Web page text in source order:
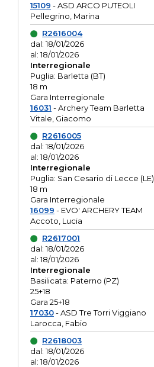
15109 - ASD ARCO PUTEOLI
Pellegrino, Marina
R2616004
dal: 18/01/2026
al: 18/01/2026
Interregionale
Puglia: Barletta (BT)
18 m
Gara Interregionale
16031 - Archery Team Barletta
Vitale, Giacomo
R2616005
dal: 18/01/2026
al: 18/01/2026
Interregionale
Puglia: San Cesario di Lecce (LE)
18 m
Gara Interregionale
16099 - EVO' ARCHERY TEAM
Accoto, Lucia
R2617001
dal: 18/01/2026
al: 18/01/2026
Interregionale
Basilicata: Paterno (PZ)
25+18
Gara 25+18
17030- ASD Tre Torri Viggiano
Larocca, Fabio
R2618003
dal: 18/01/2026
al: 18/01/2026